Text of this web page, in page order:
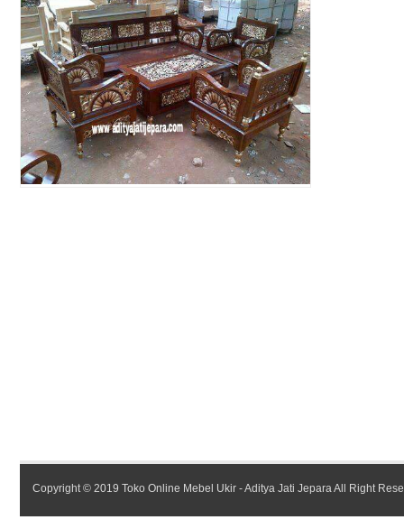
Copyright © 2019 Toko Online Mebel Ukir - Aditya Jati Jepara All Right